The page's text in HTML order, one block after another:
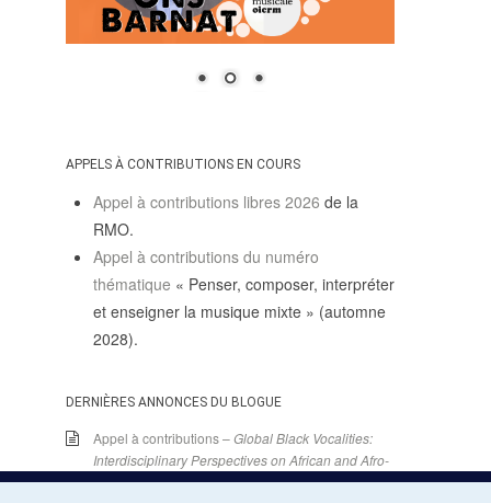
APPELS À CONTRIBUTIONS EN COURS
Appel à contributions libres 2026 de la
RMO.
Appel à contributions du numéro
thématique « Penser, composer, interpréter
et enseigner la musique mixte » (automne
2028).
DERNIÈRES ANNONCES DU BLOGUE
Appel à contributions –Global Black Vocalities:
Interdisciplinary Perspectives on African and Afro-
descendant Expressive Cultures– 15 décembre